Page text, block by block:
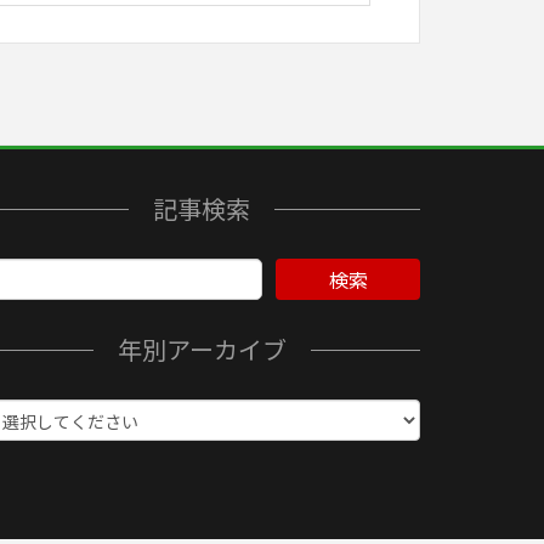
記事検索
検索
年別アーカイブ